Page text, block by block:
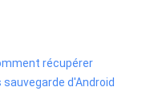
récupérer
d'Android